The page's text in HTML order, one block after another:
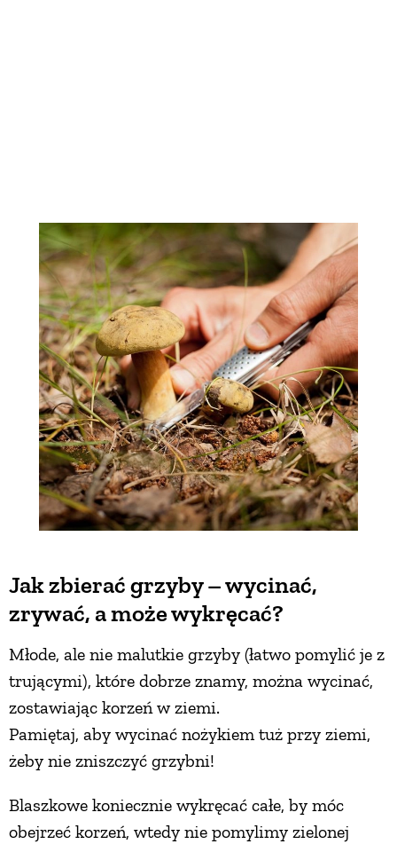
Jak zbierać grzyby – wycinać,
zrywać, a może wykręcać?
Młode, ale nie malutkie grzyby (łatwo pomylić je z
trującymi), które dobrze znamy, można wycinać,
zostawiając korzeń w ziemi.
Pamiętaj, aby wycinać nożykiem tuż przy ziemi,
żeby nie zniszczyć grzybni!
Blaszkowe koniecznie wykręcać całe, by móc
obejrzeć korzeń, wtedy nie pomylimy zielonej